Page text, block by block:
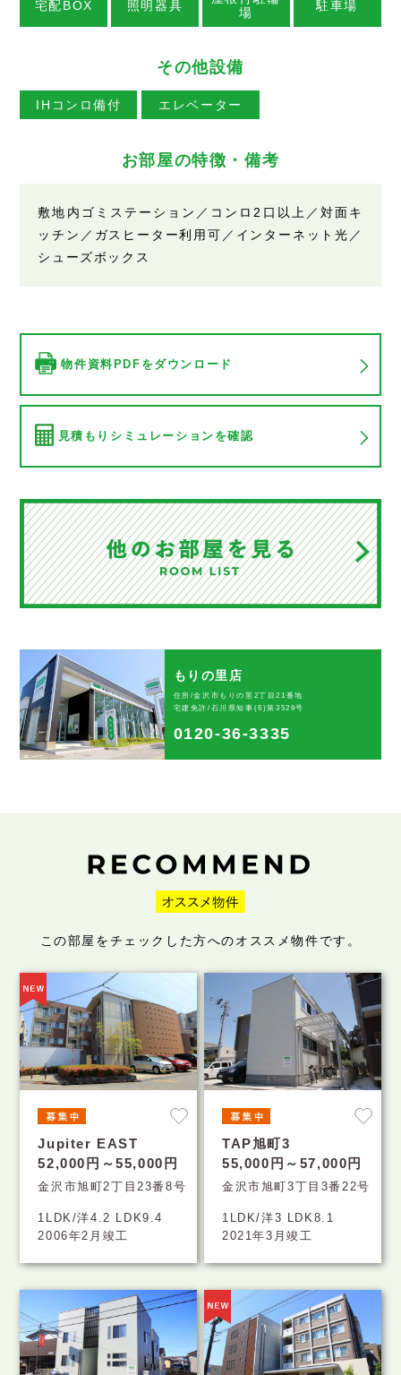
宅配BOX 照明器具
場
駐車場
その他設備
IHコンロ備付 エレベーター
お部屋の特徴・備考
敷地内ゴミステーション／コンロ2口以上／対面キ
ッチン／ガスヒーター利用可／インターネット光／
シューズボックス
物件資料PDFをダウンロード
見積もりシミュレーションを確認
もりの里店
住所/金沢市もりの里2丁目21番地
宅建免許/石川県知事(6)第3529号
0120-36-3335
この部屋をチェックした方へのオススメ物件です。
Jupiter EAST
52,000円～55,000円
金沢市旭町2丁目23番8号
1LDK/洋4.2 LDK9.4
2006年2月竣工
TAP旭町3
55,000円～57,000円
金沢市旭町3丁目3番22号
1LDK/洋3 LDK8.1
2021年3月竣工